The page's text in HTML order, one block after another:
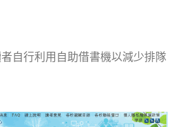
自行利用自助借書機以減少排隊